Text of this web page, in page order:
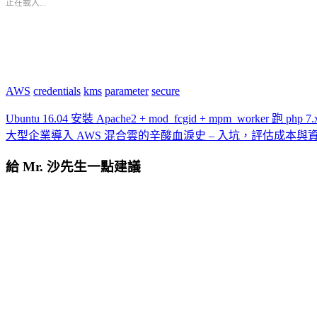
正在載入...
AWS credentials kms parameter secure
Ubuntu 16.04 安裝 Apache2 + mod_fcgid + mpm_worker 跑 php
大型企業導入 AWS 混合雲的辛酸血淚史 – 入坑，評估成本與
給 Mr. 沙先生一點建議